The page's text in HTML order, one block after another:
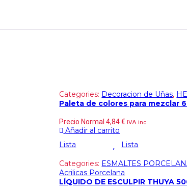
Categories: Decoracion de Uñas,
Paleta de colores para mezclar
Precio Normal4,84€ IVA inc.
Añadir al carrito
Lista
Lista
Categories: ESMALTES
Acrilicas Porcelana
LÍQUIDO DE ESCULPIR THUYA